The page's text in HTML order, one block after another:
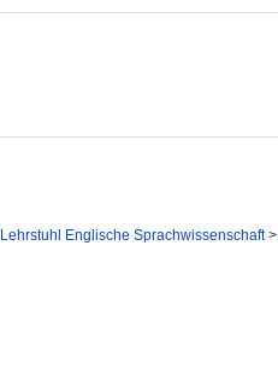
Lehrstuhl Englische Sprachwissenschaft>